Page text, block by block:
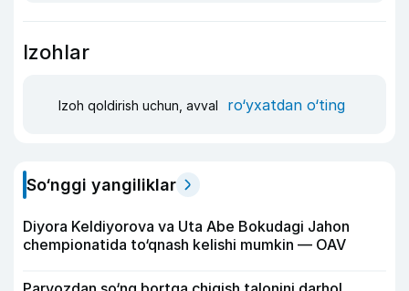
Izohlar
Izoh qoldirish uchun, avval ro‘yxatdan o‘ting
So‘nggi yangiliklar
Diyora Keldiyorova va Uta Abe Bokudagi Jahon
chempionatida to‘qnash kelishi mumkin — OAV